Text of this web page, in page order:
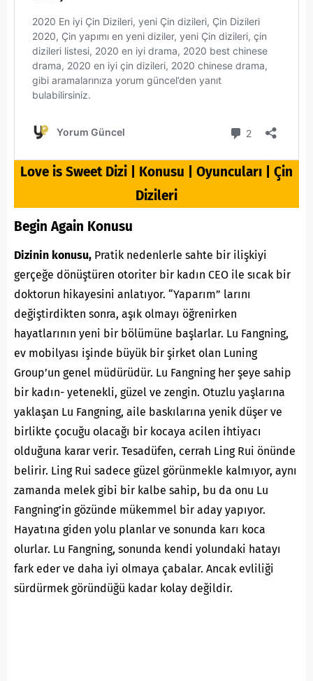
Love is Sweet Dizi | Konusu | Oyuncuları | Çin
Dizileri
Begin Again Konusu
Dizinin konusu, Pratik nedenlerle sahte bir ilişkiyi
gerçeğe dönüştüren otoriter bir kadın CEO ile sıcak bir
doktorun hikayesini anlatıyor. “Yaparım” larını
değiştirdikten sonra, aşık olmayı öğrenirken
hayatlarının yeni bir bölümüne başlarlar. Lu Fangning,
ev mobilyası işinde büyük bir şirket olan Luning
Group’un genel müdürüdür. Lu Fangning her şeye sahip
bir kadın- yetenekli, güzel ve zengin. Otuzlu yaşlarına
yaklaşan Lu Fangning, aile baskılarına yenik düşer ve
birlikte çocuğu olacağı bir kocaya acilen ihtiyacı
olduğuna karar verir. Tesadüfen, cerrah Ling Rui önünde
belirir. Ling Rui sadece güzel görünmekle kalmıyor, aynı
zamanda melek gibi bir kalbe sahip, bu da onu Lu
Fangning’in gözünde mükemmel bir aday yapıyor.
Hayatına giden yolu planlar ve sonunda karı koca
olurlar. Lu Fangning, sonunda kendi yolundaki hatayı
fark eder ve daha iyi olmaya çabalar. Ancak evliliği
sürdürmek göründüğü kadar kolay değildir.